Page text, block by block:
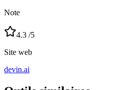
Note
4.3 /5
Site web
devin.ai